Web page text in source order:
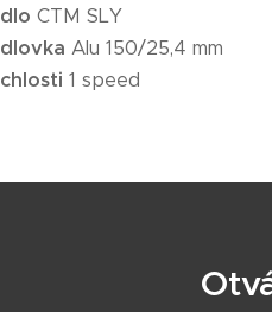
CTM SLY
Alu 150/25,4 mm
1 speed